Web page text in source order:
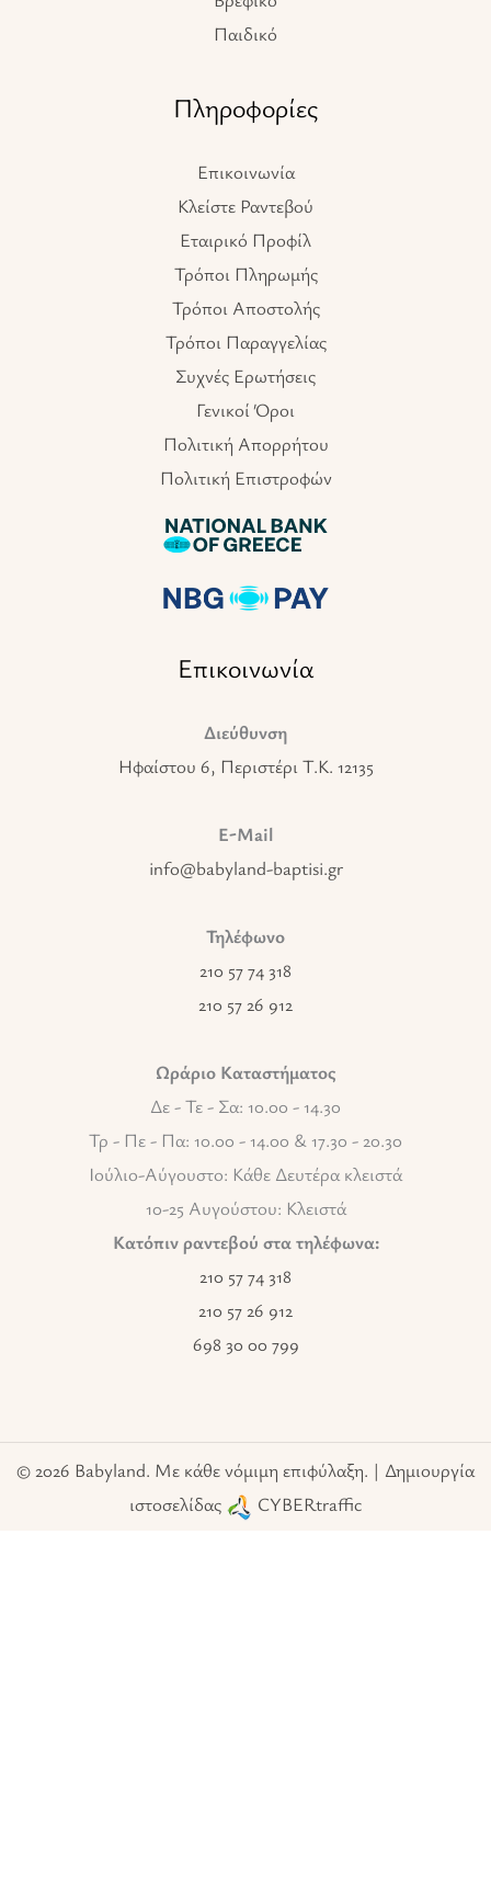
Παιδικό
Πληροφορίες
Επικοινωνία
Κλείστε Ραντεβού
Εταιρικό Προφίλ
Τρόποι Πληρωμής
Τρόποι Αποστολής
Τρόποι Παραγγελίας
Συχνές Ερωτήσεις
Γενικοί Όροι
Πολιτική Απορρήτου
Πολιτική Επιστροφών
Επικοινωνία
Διεύθυνση
Ηφαίστου 6, Περιστέρι T.K. 12135
E-Mail
info@babyland-baptisi.gr
Τηλέφωνο
210 57 74 318
210 57 26 912
Ωράριο Καταστήματος
Δε - Τε - Σα: 10.00 - 14.30
Τρ - Πε - Πα: 10.00 - 14.00 & 17.30 - 20.30
Ιούλιο-Αύγουστο: Κάθε Δευτέρα κλειστά
10-25 Αυγούστου: Κλειστά
Κατόπιν ραντεβού στα τηλέφωνα:
210 57 74 318
210 57 26 912
698 30 00 799
© 2026 Babyland. Με κάθε νόμιμη επιφύλαξη. | Δημιουργία
ιστοσελίδας
CYBERtraffic